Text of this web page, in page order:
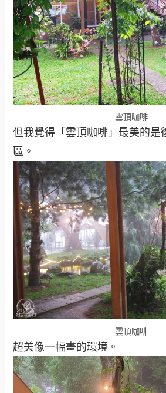
雲頂咖啡
但我覺得「雲頂咖啡」最美的是
區。
雲頂咖啡
超美像一幅畫的環境。